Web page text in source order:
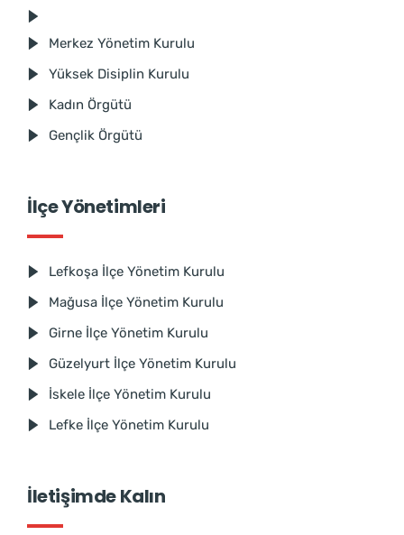
Merkez Yönetim Kurulu
Yüksek Disiplin Kurulu
Kadın Örgütü
Gençlik Örgütü
İlçe Yönetimleri
Lefkoşa İlçe Yönetim Kurulu
Mağusa İlçe Yönetim Kurulu
Girne İlçe Yönetim Kurulu
Güzelyurt İlçe Yönetim Kurulu
İskele İlçe Yönetim Kurulu
Lefke İlçe Yönetim Kurulu
İletişimde Kalın